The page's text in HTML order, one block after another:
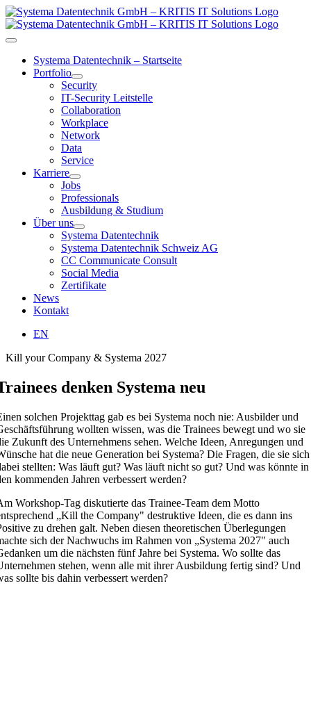
Zum
Inhalt
springen
Toggle
NavigationSystema Datentechnik – Startseite
Portfolio
Security
IT-Security Leitstelle
Collaboration
Workplace
Network
Data
Service
Karriere
Jobs
Professionals
Ausbildung & Studium
Über uns
Systema Datentechnik
Systema Datentechnik Schweiz AG
CC Communicate Consult
Social Media
Zertifikate
News
Kontakt
EN
Kill your Company & Systema 2027
denken Systema neu
solchen Projekttag gab es bei Systema noch nie: Ausbilder und
wollten wissen, was die Trainees bewegt und wo sie
Zukunft des Unternehmens sehen. Welche Ideen, Anregungen und
hat die neue Generation bei Systema? Die Fragen, die sie sich
stellten: Was läuft gut? Was läuft nicht so gut? Und was könnte in
kommenden Jahren verbessert werden?
Workshop-Tag diskutierte das Trainee-Team dem Motto
„Kill the Company" destruktive Ideen, die es dann ins
zu drehen galt. Neben diesen theoretischen Überlegungen
sich der Nachwuchs im Rahmen von „Systema 2027" auch
um die nächsten fünf Jahre bei Systema. Wo sollte das
stehen, wenn alle mit ihrer Ausbildung fertig sind? Und
sollte bis dahin verbessert werden?